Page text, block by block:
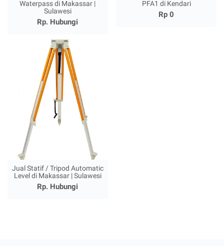
Waterpass di Makassar |
Sulawesi
Rp. Hubungi
PFA1 di Kendari
Rp 0
Jual Statif / Tripod Automatic
Level di Makassar | Sulawesi
Rp. Hubungi